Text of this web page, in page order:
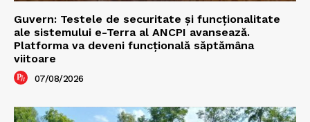
Guvern: Testele de securitate și funcționalitate
ale sistemului e-Terra al ANCPI avansează.
Platforma va deveni funcțională săptămâna
viitoare
07/08/2026